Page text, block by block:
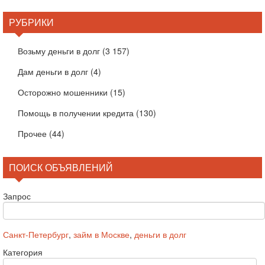
РУБРИКИ
Возьму деньги в долг (3 157)
Дам деньги в долг (4)
Осторожно мошенники (15)
Помощь в получении кредита (130)
Прочее (44)
ПОИСК ОБЪЯВЛЕНИЙ
Запрос
Санкт-Петербург, займ в Москве, деньги в долг
Категория